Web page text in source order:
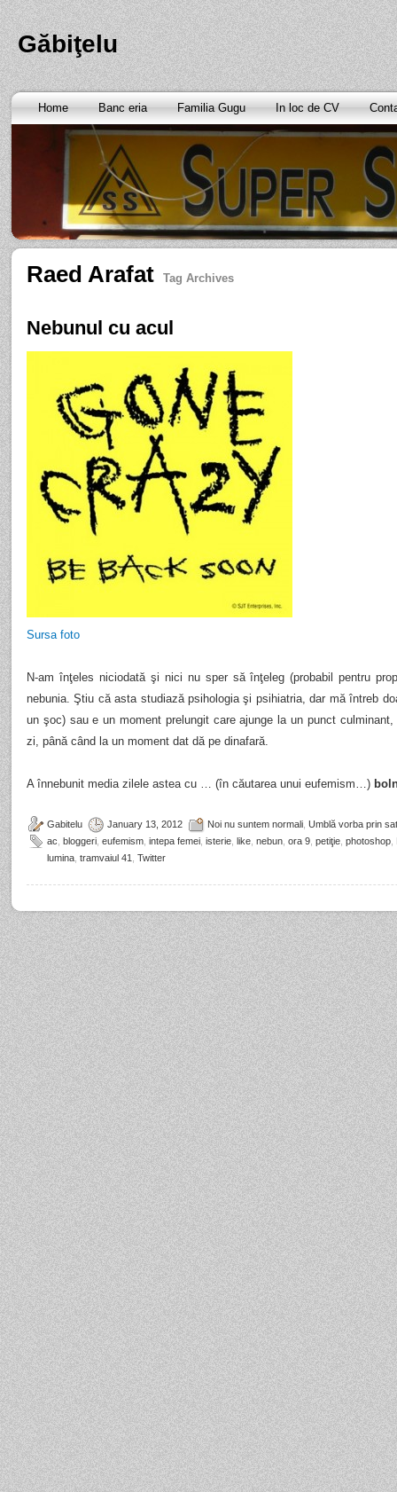
Găbiţelu
Home Banc eria Familia Gugu In loc de CV
Raed Arafat Tag Archives
Nebunul cu acul
Sursa foto
N-am înţeles niciodată şi nici nu sper să înţeleg (probabil pentru
nebunia. Ştiu că asta studiază psihologia şi psihiatria, dar mă întreb
un şoc) sau e un moment prelungit care ajunge la un punct
zi, până când la un moment dat dă pe dinafară.
A înnebunit media zilele astea cu … (în căutarea unui eufemism…)
Gabitelu January 13, 2012 Noi nu suntem normali Umblă vorba prin
ac bloggeri eufemism intepa femei isterie like nebun ora 9 petiţie photoshop
lumina tramvaiul 41 Twitter